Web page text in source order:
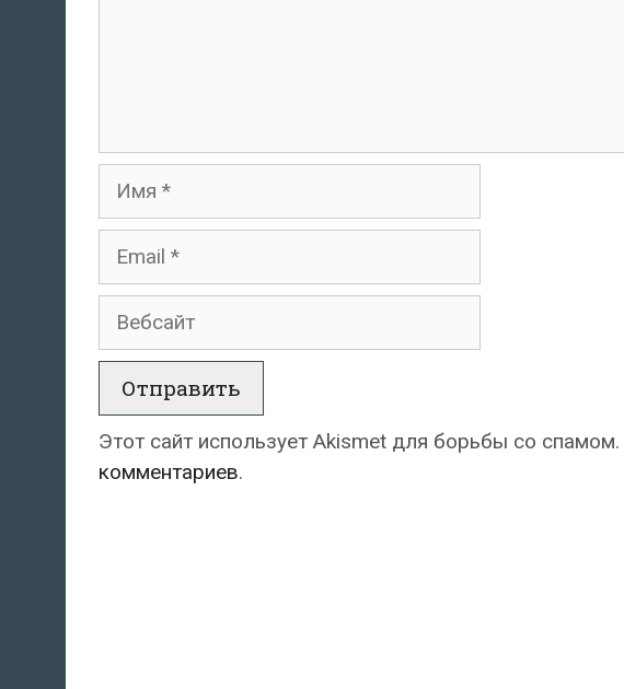
Имя
Email
Вебсайт
Этот сайт использует Akismet для борьбы со спамом.
комментариев.